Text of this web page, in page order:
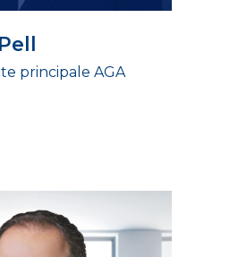
principale AGA